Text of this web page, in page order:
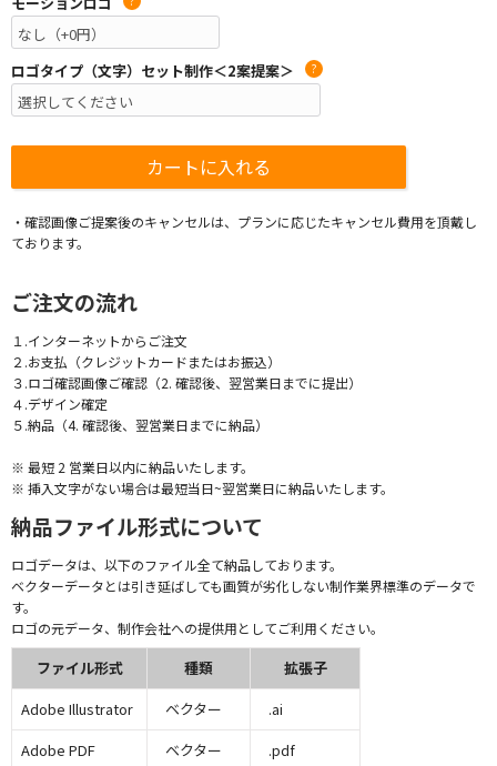
ロゴタイプ（文字）セット制作＜2案提案＞ ?
・確認画像ご提案後のキャンセルは、プランに応じたキャンセル費用を頂戴し
ております。
ご注文の流れ
１.インターネットからご注文
２.お支払（クレジットカードまたはお振込）
３.ロゴ確認画像ご確認（2. 確認後、翌営業日までに提出）
４.デザイン確定
５.納品（4. 確認後、翌営業日までに納品）
※ 最短 2 営業日以内に納品いたします。
※ 挿入文字がない場合は最短当日~翌営業日に納品いたします。
納品ファイル形式について
ロゴデータは、以下のファイル全て納品しております。
ベクターデータとは引き延ばしても画質が劣化しない制作業界標準のデータで
す。
ロゴの元データ、制作会社への提供用としてご利用ください。
ファイル形式 種類
拡張子
Adobe Illustrator
ベクター
.ai
Adobe PDF
ベクター
.pdf